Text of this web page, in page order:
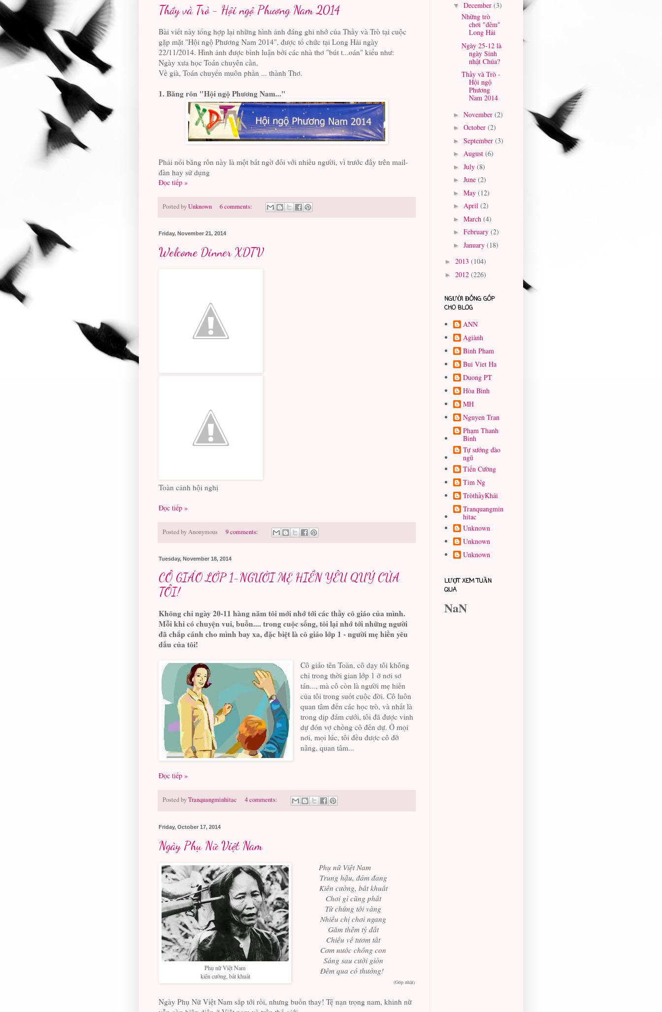
Thầy và Trò - Hội ngộ Phương Nam 2014
Bài viết này tổng hợp lại những hình ảnh đáng ghi nhớ của Thầy và Trò tại cuộc
gặp mặt "Hội ngộ Phương Nam 2014", được tổ chức tại Long Hải ngày
22/11/2014. Hình ảnh được bình luận bởi các nhà thơ "bút t...oán" kiểu như:
Ngày xưa học Toán chuyên cần,
Về già, Toán chuyển muôn phần ... thành Thơ.
1. Băng rôn "Hội ngộ Phương Nam..."
Phải nói băng rôn này là một bất ngờ đối với nhiều người, vì trước đây trên mail-
đàn hay sử dụng
Đọc tiếp »
Posted byUnknown 6 comments:
Friday, November 21, 2014
Welcome Dinner XDTV
Toàn cảnh hội nghị
Đọc tiếp »
Posted byAnonymous 9 comments:
Tuesday, November 18, 2014
CÔ GIÁO LỚP 1-NGƯỜI MẸ HIỀN YÊU QUÝ CỦA
TÔI!
Không chỉ ngày 20-11 hàng năm tôi mới nhớ tới cácthầycô giáo của mình.
Mỗi khi có chuyện vui, buồn.... trong cuộc sống, tôi lại nhớ tới những người
đã chắp cánh cho mình bay xa, đặc biệt là cô giáo lớp 1 - người mẹ hiền yêu
dấu của tôi!
Cô giáo tên Toàn, cô dạy tôi không
chỉ trong thời gian lớp 1 ở nơi sơ
tán..., mà cô còn là người mẹ hiền
của tôi trong suốt cuộc đời. Cô luôn
quan tâm đến các học trò, và nhất là
trong dịp đám cưới, tôi đã được vinh
dự đón vợ chồng cô đến dự. Ở mọi
nơi, mọi lúc, tôi đều được cô đỡ
nâng, quan tâm...
Đọc tiếp »
Posted byTranquangminhitac 4 comments:
Friday, October 17, 2014
Ngày Phụ Nữ Việt Nam
Phụ nữ Việt Nam
kiên cường, bất khuất
Phụ nữ Việt Nam
Trung hậu, đảm đang
Kiên cường, bất khuất
Chơi gì cũng phất
Từ chứng tới vàng
Nhiều chị chơi ngang
Găm thêm tý đất
Chiều về tươm tất
Cơm nước chồng con
Sáng sau cười giòn
Đêm qua có thưởng!
(Góp nhặt)
Ngày Phụ Nữ Việt Nam sắp tới rồi, nhưng buồn thay! Tệ nạn trọng nam, khinh nữ
▼ December (3)
Những trò
chơi "đêm"
Long Hải
Ngày 25-12 là
ngày Sinh
nhật Chúa?
Thầy và Trò -
Hội ngộ
Phương
Nam 2014
► November (2)
► October (2)
► September (3)
► August (6)
► July (8)
► June (2)
► May (12)
► April (2)
► March (4)
► February (2)
► January (18)
► 2013 (104)
► 2012 (226)
NGƯỜI ĐÓNG GÓP
CHO BLOG
ANN
Agiành
Binh Pham
Bui Viet Ha
Duong PT
Hòa Bình
MH
Nguyen Tran
Phạm Thanh
Binh
Tự sướng đào
ngũ
Tiến Cường
Tim Ng
TròthầyKhải
Tranquangmin
hitac
Unknown
Unknown
Unknown
LƯỢT XEM TUẦN
QUA
NaN